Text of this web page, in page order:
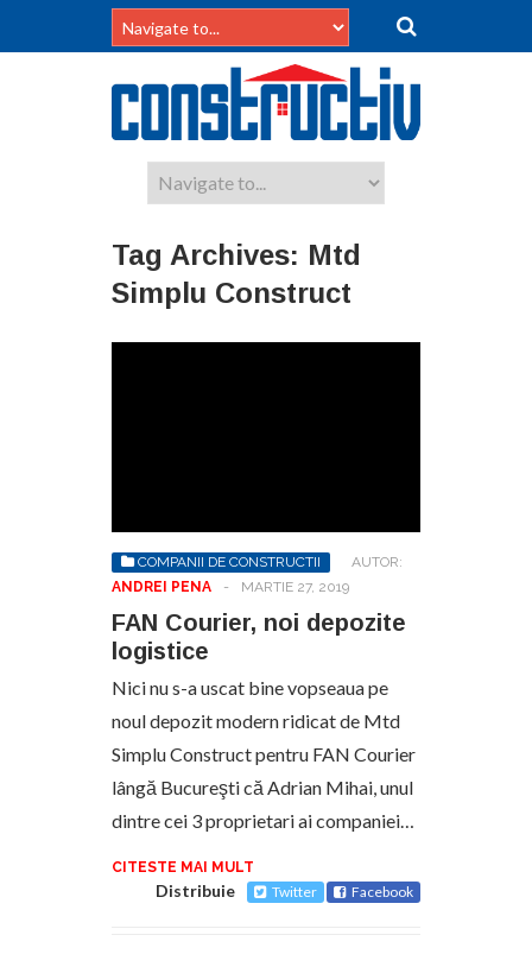
Tag Archives: Mtd
Simplu Construct
COMPANII DE CONSTRUCTII
AUTOR:
ANDREI PENA
- MARTIE 27, 2019
FAN Courier, noi depozite
logistice
Nici nu s-a uscat bine vopseaua pe
noul depozit modern ridicat de Mtd
Simplu Construct pentru FAN Courier
lângă Bucureşti că Adrian Mihai, unul
dintre cei 3 proprietari ai companiei…
CITESTE MAI MULT
Distribuie Twitter Facebook